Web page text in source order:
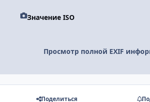
Значение ISO
Просмотр полной EXIF
Поделиться